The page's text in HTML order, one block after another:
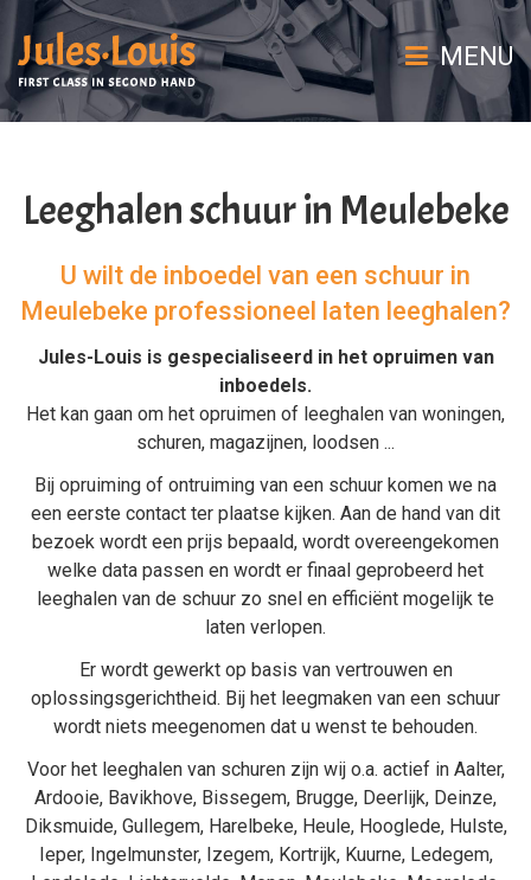
MENU
Leeghalen schuur in Meulebeke
U wilt de inboedel van een schuur in
Meulebeke professioneel laten leeghalen?
Jules-Louis is gespecialiseerd in het opruimen van
inboedels.
Het kan gaan om het opruimen of leeghalen van woningen,
schuren, magazijnen, loodsen ...
Bij opruiming of ontruiming van een schuur komen we na
een eerste contact ter plaatse kijken. Aan de hand van dit
bezoek wordt een prijs bepaald, wordt overeengekomen
welke data passen en wordt er finaal geprobeerd het
leeghalen van de schuur zo snel en efficiënt mogelijk te
laten verlopen.
Er wordt gewerkt op basis van vertrouwen en
oplossingsgerichtheid. Bij het leegmaken van een schuur
wordt niets meegenomen dat u wenst te behouden.
Voor het leeghalen van schuren zijn wij o.a. actief in Aalter,
Ardooie, Bavikhove, Bissegem, Brugge, Deerlijk, Deinze,
Diksmuide, Gullegem, Harelbeke, Heule, Hooglede, Hulste,
Ieper, Ingelmunster, Izegem, Kortrijk, Kuurne, Ledegem,